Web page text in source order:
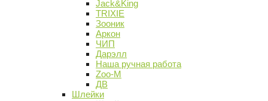
Jack&King
TRIXIE
Зооник
Аркон
ЧИП
Дарэлл
Наша ручная работа
Zoo-M
ДВ
Шлейки